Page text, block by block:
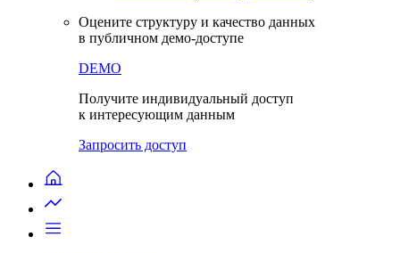
Оцените структуру и качество данных
в публичном демо-доступе
DEMO
Получите индивидуальный доступ
к интересующим данным
Запросить доступ